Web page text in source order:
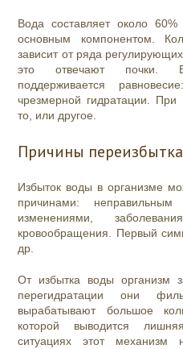
Вода составляет около
основным компонентом.
зависит от ряда
это отвечают почки.
поддерживается
чрезмерной гидратации.
то, или другое.
Причины
Избыток воды в организме
причинами:
изменениями,
кровообращения. Первый
др.
От избытка воды организм
перегидратации они
вырабатывают большое
которой выводится
ситуациях этот механизм